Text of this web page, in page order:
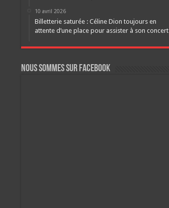
10 avril 2026
Billetterie saturée : Céline Dion toujours en
attente d’une place pour assister à son concert
Nous sommes sur FaceBook